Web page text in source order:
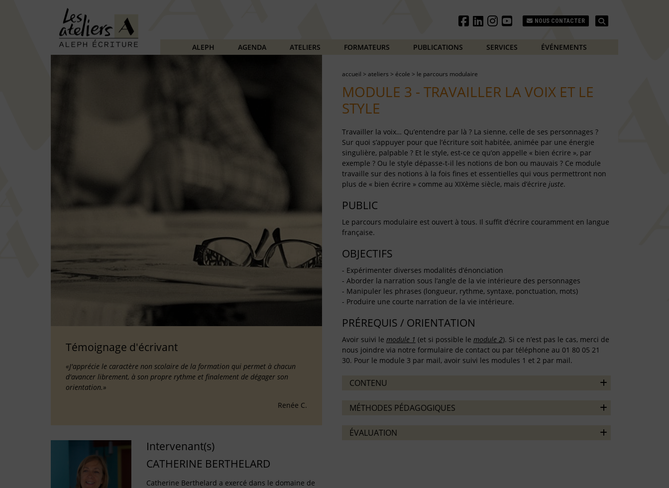
NOUS CONTACTER
ALEPH AGENDA ATELIERS FORMATEURS PUBLICATIONS SERVICES ÉVÉNEMENTS
Témoignage d'écrivant
«J'apprécie le caractère non scolaire de la formation qui permet à chacun
d'avancer librement, à son propre rythme et finalement de dégager son
orientation.»
Renée C.
Intervenant(s)
CATHERINE BERTHELARD
Catherine Berthelard a exercé dans le domaine de
accueil > ateliers > école > le parcours modulaire
MODULE 3 - TRAVAILLER LA VOIX ET LE
STYLE
Travailler la voix… Qu’entendre par là ? La sienne, celle de ses personnages ?
Sur quoi s’appuyer pour que l’écriture soit habitée, animée par une énergie
singulière, palpable ? Et le style, est-ce ce qu’on appelle « bien écrire », par
exemple ? Ou le style dépasse-t-il les notions de bon ou mauvais ? Ce module
travaille sur des notions à la fois fines et essentielles qui vous permettront non
plus de « bien écrire » comme au XIXème siècle, mais d’écrire juste.
PUBLIC
Le parcours modulaire est ouvert à tous. Il suffit d’écrire couramment en langue
française.
OBJECTIFS
- Expérimenter diverses modalités d’énonciation
- Aborder la narration sous l’angle de la vie intérieure des personnages
- Manipuler les phrases (longueur, rythme, syntaxe, ponctuation, mots)
- Produire une courte narration de la vie intérieure.
PRÉREQUIS / ORIENTATION
Avoir suivi le module 1 (et si possible le module 2). Si ce n’est pas le cas, merci de
nous joindre via notre formulaire de contact ou par téléphone au 01 80 05 21
30. Pour le module 3 par mail, avoir suivi les modules 1 et 2 par mail.
CONTENU
MÉTHODES PÉDAGOGIQUES
ÉVALUATION